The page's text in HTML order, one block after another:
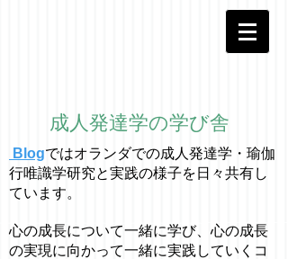
成人発達学の学び舎
Blogではオラ ンダでの成人発達学・ 瑜伽
行唯識学研究と実践の様子を日々共有し
ています。
心の成長について一緒に学び、心の成長
の実現に向かって一緒に実践していくコ